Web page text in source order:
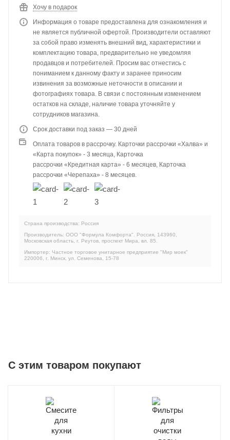
Хочу в подарок
Информация о товаре предоставлена для ознакомления и
не является публичной офертой. Производители оставляют
за собой право изменять внешний вид, характеристики и
комплектацию товара, предварительно не уведомляя
продавцов и потребителей. Просим вас отнестись с
пониманием к данному факту и заранее приносим
извинения за возможные неточности в описании и
фотографиях товара. В связи с постоянным изменением
остатков на складе, наличие товара уточняйте у
сотрудников магазина.
Срок доставки под заказ — 30 дней
Оплата товаров в рассрочку. Карточки рассрочки «Халва» и
«Карта покупок» - 3 месяца, Карточка
рассрочки «Кредитная карта» - 6 месяцев, Карточка
рассрочки «Черепаха» - 8 месяцев.
Страна производства: Россия
Производитель: ООО "Формула Комфорта". Россия, 143960,
Московская область, г. Реутов, проспект Мира, вл. 85.
Импортер: Частное торговое унитарное предприятие "Мир моек"
220006, г. Минск, ул. Семенова, 15-78
C этим товаром покупают